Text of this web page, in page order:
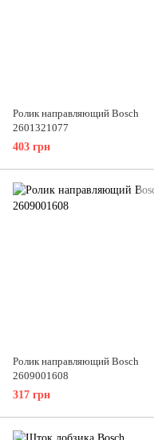
Ролик направляющий Bosch
2601321077
403 грн
Ролик направляющий Bosch
2609001608
317 грн